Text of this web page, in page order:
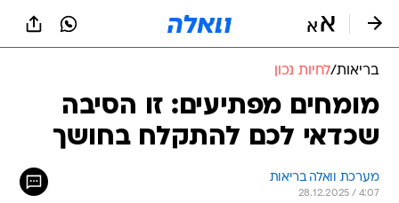
בריאות/לחיות נכון
מומחים מפתיעים: זו הסיבה
שכדאי לכם להתקלח בחושך
מערכת וואלה בריאות
28.12.2025 / 4:07